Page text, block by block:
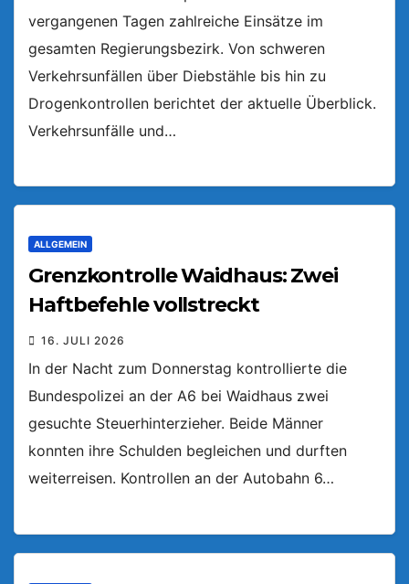
vergangenen Tagen zahlreiche Einsätze im
gesamten Regierungsbezirk. Von schweren
Verkehrsunfällen über Diebstähle bis hin zu
Drogenkontrollen berichtet der aktuelle Überblick.
Verkehrsunfälle und…
ALLGEMEIN
Grenzkontrolle Waidhaus: Zwei
Haftbefehle vollstreckt
16. JULI 2026
In der Nacht zum Donnerstag kontrollierte die
Bundespolizei an der A6 bei Waidhaus zwei
gesuchte Steuerhinterzieher. Beide Männer
konnten ihre Schulden begleichen und durften
weiterreisen. Kontrollen an der Autobahn 6…